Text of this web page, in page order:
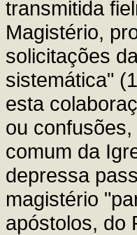
transmitida
Magistério,
solicitações
sistemática"
esta
ou
comum da
depressa
magistério
apóstolos, do